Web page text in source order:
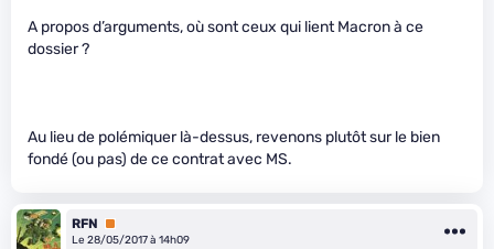
A propos d’arguments, où sont ceux qui lient Macron à ce
dossier ?
Au lieu de polémiquer là-dessus, revenons plutôt sur le bien
fondé (ou pas) de ce contrat avec MS.
RFN
Premium
Le 28/05/2017 à 14h09